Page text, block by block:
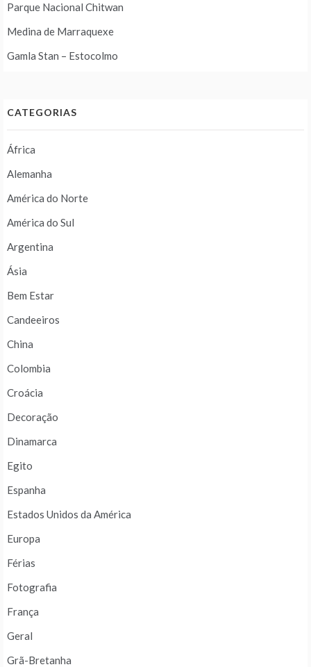
Parque Nacional Chitwan
Medina de Marraquexe
Gamla Stan – Estocolmo
CATEGORIAS
África
Alemanha
América do Norte
América do Sul
Argentina
Ásia
Bem Estar
Candeeiros
China
Colombia
Croácia
Decoração
Dinamarca
Egito
Espanha
Estados Unidos da América
Europa
Férias
Fotografia
França
Geral
Grã-Bretanha